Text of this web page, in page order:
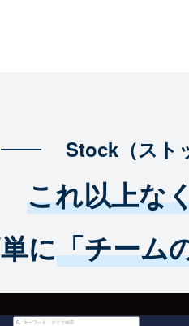
Stock（スト
これ以上な
に「チーム